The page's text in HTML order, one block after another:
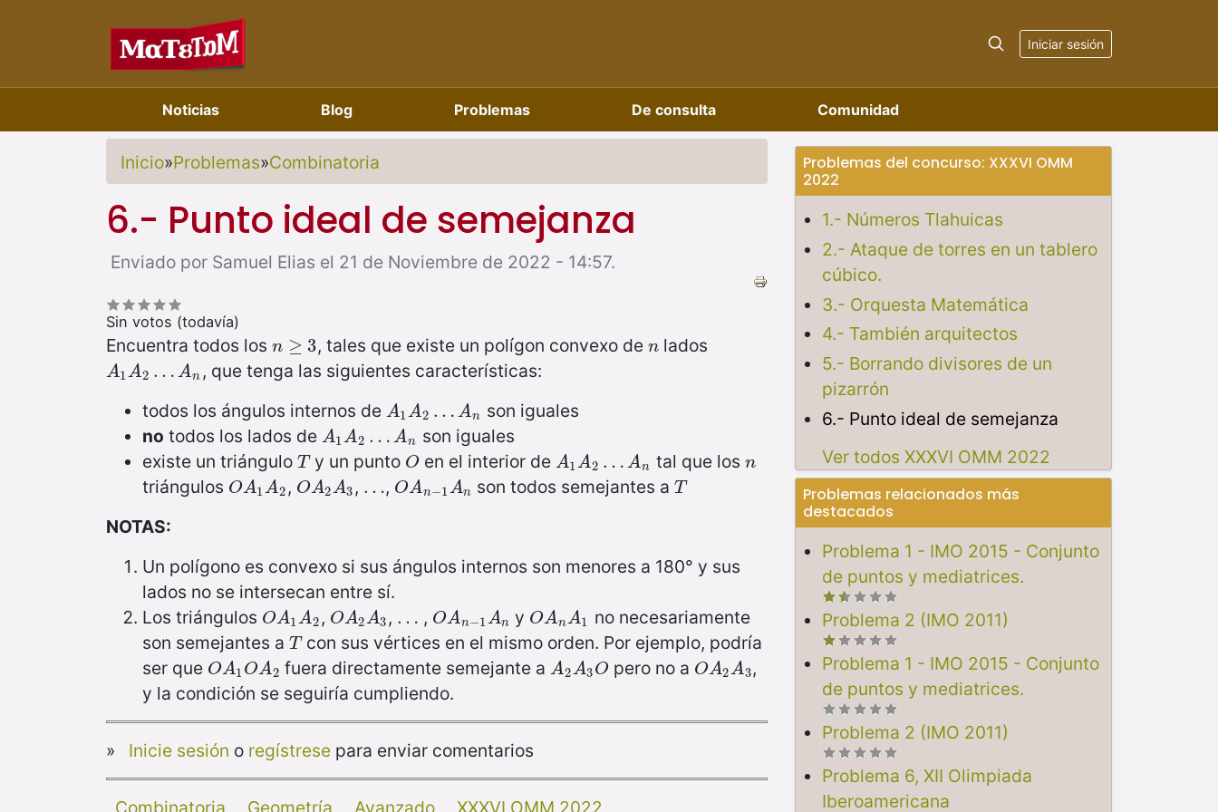
Iniciar sesión
Noticias Blog Problemas De consulta Comunidad
Inicio»Problemas»Combinatoria
6.- Punto ideal de semejanza
Enviado por Samuel Elias el 21 de Noviembre de 2022 - 14:57.
Sin votos (todavía)
Encuentra todos los n ≥ 3
n≥3 , tales que existe un polígon convexo de n
nlados
A1A2 … An
A1A2… An
, que tenga las siguientes características:
todos los ángulos internos de A1A2 … An
A1A2… An
son iguales
no todos los lados de A1A2 … An
A1A2… An
son iguales
existe un triángulo T
Ty un punto O
Oen el interior de A1A2 … An
A1A2… An tal que los n
n
triángulos OA1A2
OA1A2 , OA2A3
OA2A3, …
… , OAn−1An
OAn−1An son todos semejantes aT
T
NOTAS:
Un polígono es convexo si sus ángulos internos son menores a 180° y sus
lados no se intersecan entre sí.
Los triángulos OA1A2
OA1A2 , OA2A3
OA2A3, …
… , OAn−1An
OAn−1An y OAnA1
OAnA1 no necesariamente
son semejantes a T
Tcon sus vértices en el mismo orden. Por ejemplo, podría
ser que OA1OA2
OA1OA2 fuera directamente semejante aA2A3O
A2A3Opero no a OA2A3
OA2A3,
y la condición se seguiría cumpliendo.
» Inicie sesión o regístresepara enviar comentarios
Combinatoria Geometría Avanzado XXXVI OMM 2022
Problemas del concurso: XXXVI OMM
2022
1.- Números Tlahuicas
2.- Ataque de torres en un tablero
cúbico.
3.- Orquesta Matemática
4.- También arquitectos
5.- Borrando divisores de un
pizarrón
6.- Punto ideal de semejanza
Ver todos XXXVI OMM 2022
Problemas relacionados más
destacados
Problema 1 - IMO 2015 - Conjunto
de puntos y mediatrices.
Problema 2 (IMO 2011)
Problema 1 - IMO 2015 - Conjunto
de puntos y mediatrices.
Problema 2 (IMO 2011)
Problema 6, XII Olimpiada
Iberoamericana